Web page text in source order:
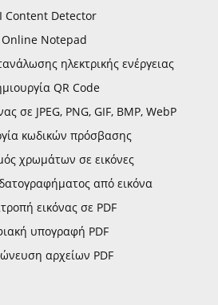
Content Detector
Online Notepad
ηλεκτρικής ενέργειας
QR Code
σε JPEG, PNG, GIF, BMP, WebP
κωδικών πρόσβασης
χρωμάτων σε εικόνες
από εικόνα
εικόνας σε PDF
υπογραφή PDF
αρχείων PDF